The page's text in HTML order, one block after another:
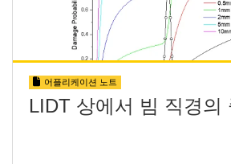
어플리케이션 노트
LIDT 상에서 빔 직경의